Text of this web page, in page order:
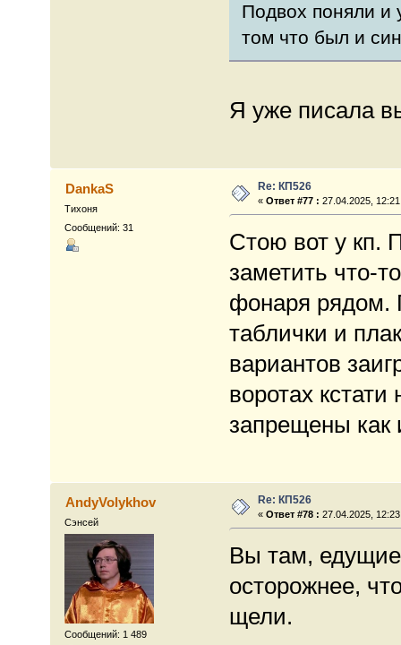
Подвох поняли и
том что был и
Я уже писала
DankaS
Тихоня
Сообщений: 31
Re: КП526
«Ответ #77 : 27.04.2025,
Стою вот у кп.
заметить что-
фонаря рядом.
таблички и
вариантов
воротах
запрещены как
AndyVolykhov
Сэнсей
Сообщений: 1 489
Re: КП526
«Ответ #78 : 27.04.2025,
Вы там, едущие
осторожнее,
щели.